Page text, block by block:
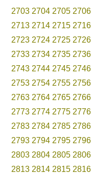
2703 2704 2705 2706
2713 2714 2715 2716
2723 2724 2725 2726
2733 2734 2735 2736
2743 2744 2745 2746
2753 2754 2755 2756
2763 2764 2765 2766
2773 2774 2775 2776
2783 2784 2785 2786
2793 2794 2795 2796
2803 2804 2805 2806
2813 2814 2815 2816